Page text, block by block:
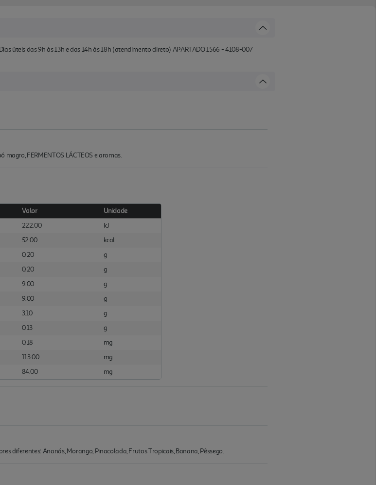
úteis das 9h às 13h e das 14h às 18h (atendimento direto) APARTADO 1566 - 4108-007
magro, FERMENTOS LÁCTEOS e aromas.
Valor
Unidade
222.00
kJ
52.00
kcal
0.20
g
0.20
g
9.00
g
9.00
g
3.10
g
0.13
g
0.18
mg
113.00
mg
84.00 mg
diferentes: Ananás, Morango, Pinacolada, Frutos Tropicais, Banana, Pêssego.